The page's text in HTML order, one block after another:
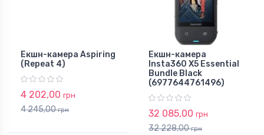
Екшн-камера Aspiring
(Repeat 4)
4 202,00 грн
4 245,00грн
Екшн-камера
Insta360 X5 Essential
Bundle Black
(6977644761496)
32 085,00 грн
32 228,00грн